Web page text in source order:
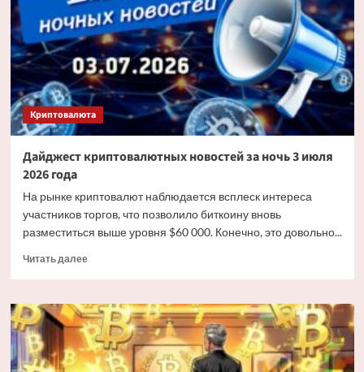
изоляторов
на
основных
энерготранзитах
Саратовской
области
Криптовалюта
Дайджест криптовалютных новостей за ночь 3 июля
2026 года
На рынке криптовалют наблюдается всплеск интереса
участников торгов, что позволило биткоину вновь
разместиться выше уровня $60 000. Конечно, это довольно...
Читать далееПрочитать
Дайджест
криптовалютных
новостей
за
ночь